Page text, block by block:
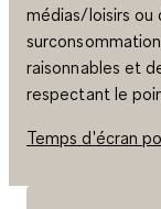
médias/loisirs ou
raisonnables et
respectant le
Temps d'écran